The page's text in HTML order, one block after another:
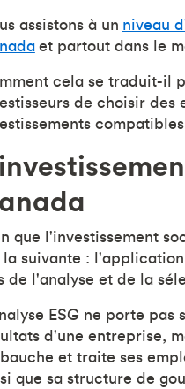
assistons à un niveau
et partout dans le
cela se traduit-il
de choisir
que l'investissement
la suivante :
de l'analyse et de la
ESG ne porte
d'une entreprise,
et traite ses
que sa structure de